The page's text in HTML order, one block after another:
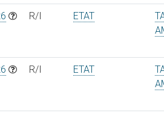
R/I ETAT
R/I ETAT